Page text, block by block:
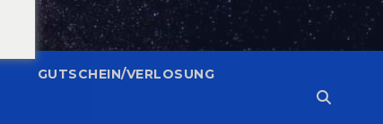
GUTSCHEIN/VERLOSUNG